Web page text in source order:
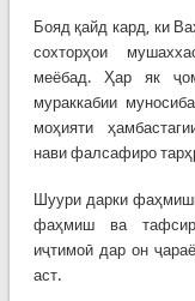
Бояд қайд кард, ки
сохторҳои
меёбад. Ҳар як
мураккабии
моҳияти
нави фалсафиро
Шуури дарки
фаҳмиш ва
иҷтимоӣ дар он
аст.